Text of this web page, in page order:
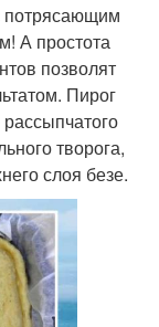
потрясающим
А простота
позволят
Пирог
творога,
слоя безе.